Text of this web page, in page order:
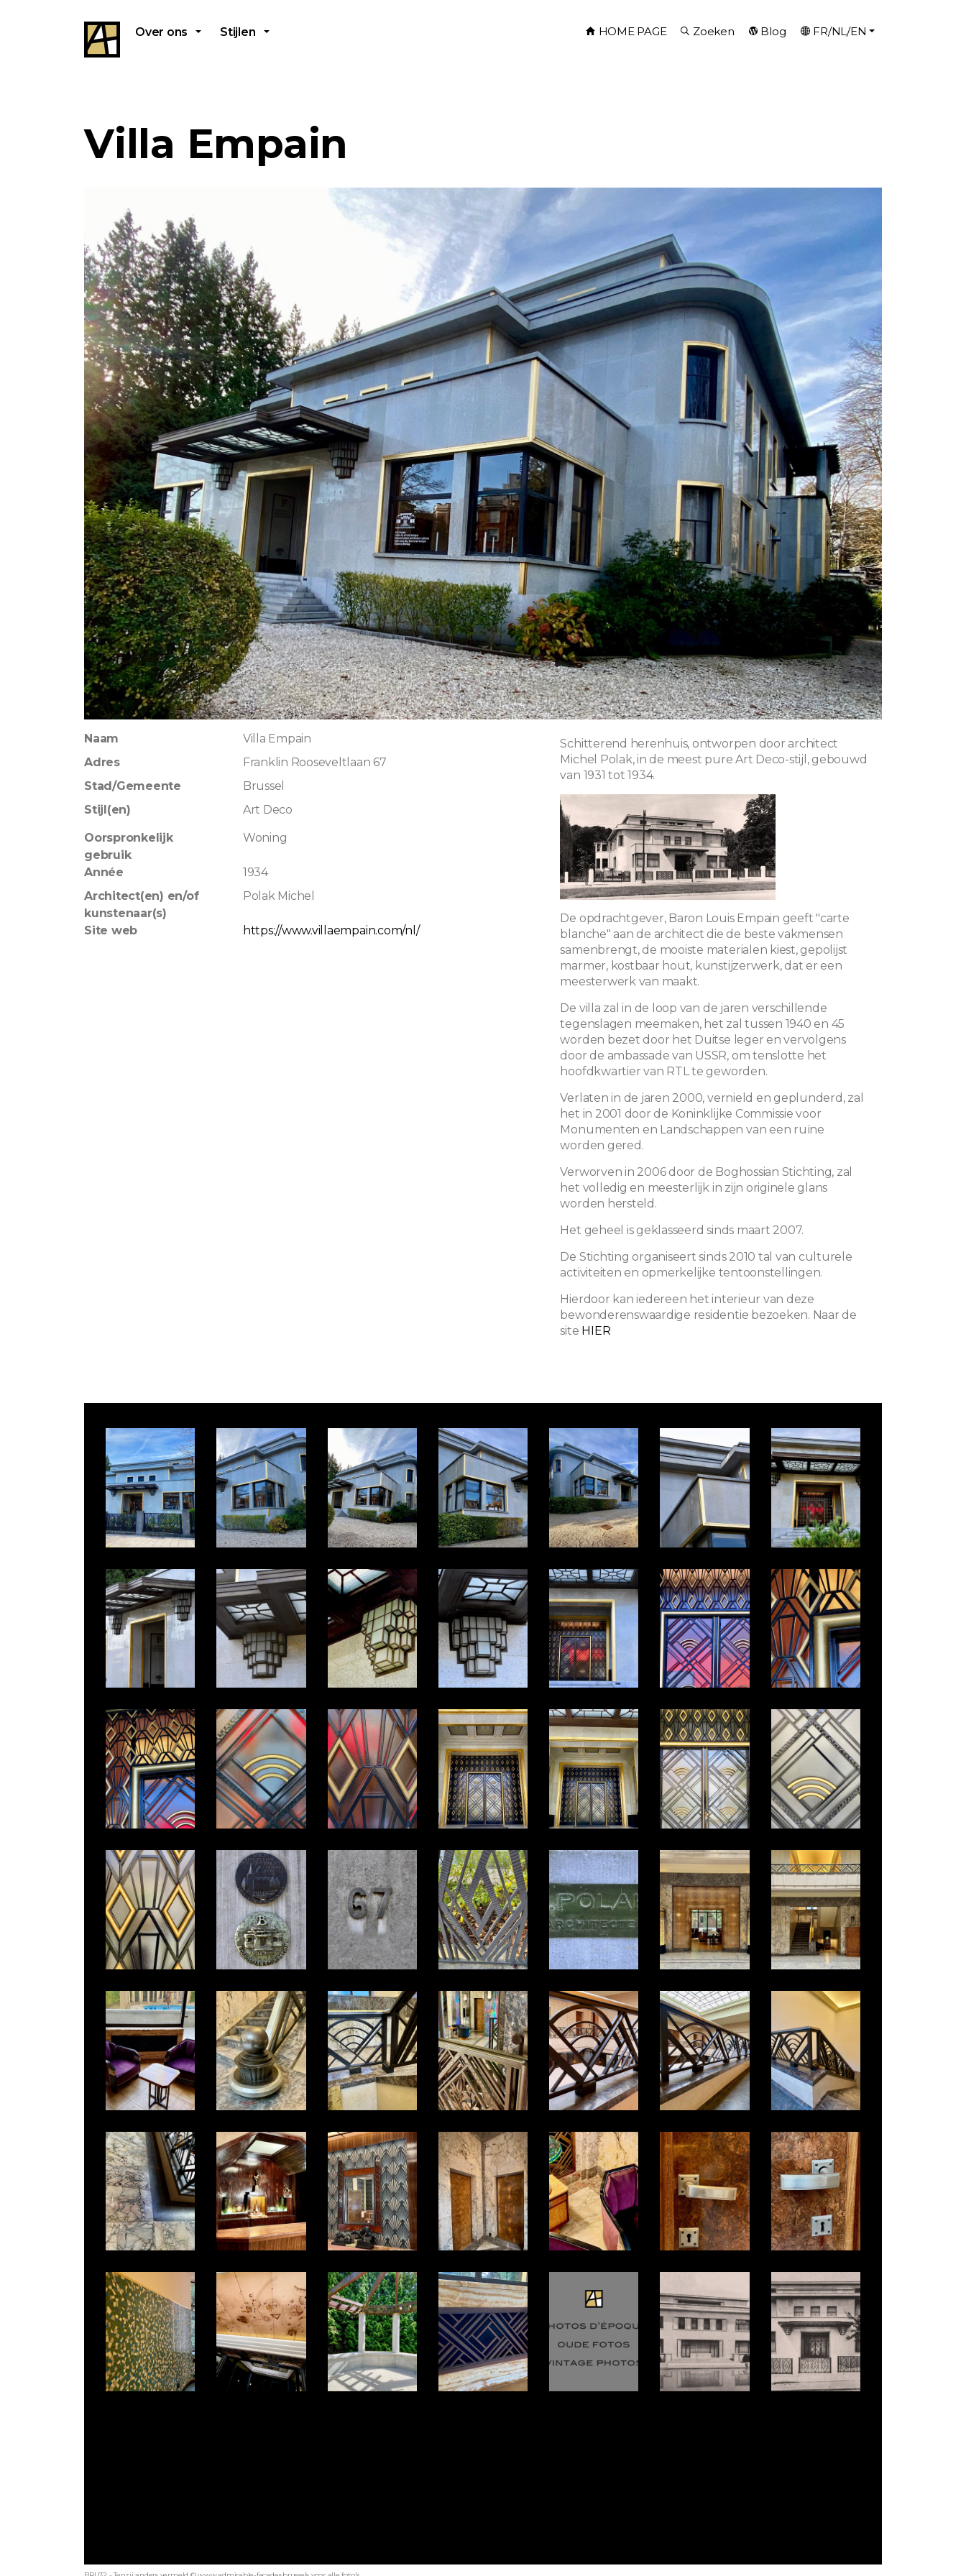
Over ons Stijlen HOME PAGE Zoeken Blog FR/NL/EN
Villa Empain
Naam
Villa Empain
Adres
Franklin Rooseveltlaan 67
Stad/Gemeente
Brussel
Stijl(en)
Art Deco
Oorspronkelijk
gebruik
Woning
Année
1934
Architect(en) en/of
kunstenaar(s)
Polak Michel
Site web https://www.villaempain.com/nl/
Schitterend herenhuis, ontworpen door architect
Michel Polak, in de meest pure Art Deco-stijl, gebouwd
van 1931 tot 1934.
De opdrachtgever, Baron Louis Empain geeft "carte
blanche" aan de architect die de beste vakmensen
samenbrengt, de mooiste materialen kiest, gepolijst
marmer, kostbaar hout, kunstijzerwerk, dat er een
meesterwerk van maakt.
De villa zal in de loop van de jaren verschillende
tegenslagen meemaken, het zal tussen 1940 en 45
worden bezet door het Duitse leger en vervolgens
door de ambassade van USSR, om tenslotte het
hoofdkwartier van RTL te geworden.
Verlaten in de jaren 2000, vernield en geplunderd, zal
het in 2001 door de Koninklijke Commissie voor
Monumenten en Landschappen van een ruïne
worden gered.
Verworven in 2006 door de Boghossian Stichting, zal
het volledig en meesterlijk in zijn originele glans
worden hersteld.
Het geheel is geklasseerd sinds maart 2007.
De Stichting organiseert sinds 2010 tal van culturele
activiteiten en opmerkelijke tentoonstellingen.
Hierdoor kan iedereen het interieur van deze
bewonderenswaardige residentie bezoeken. Naar de
site HIER